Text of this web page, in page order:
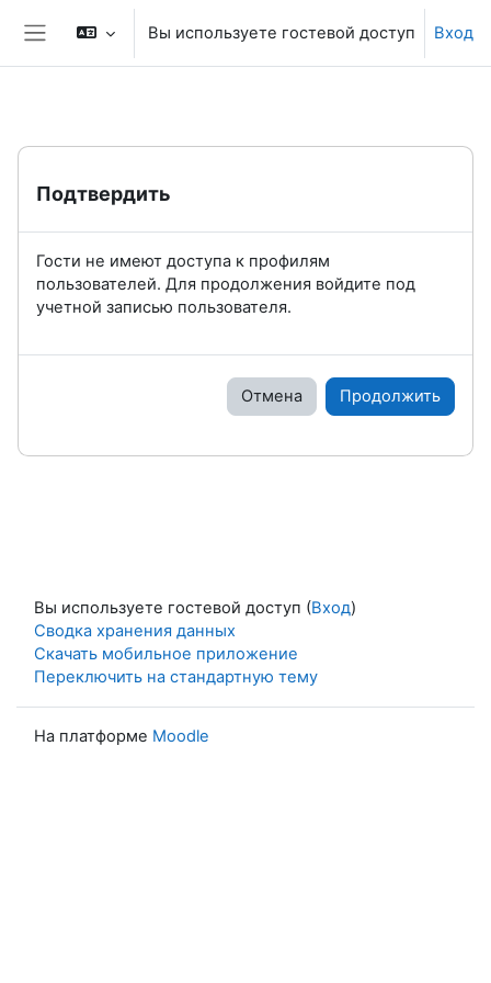
Перейти к основному содержанию
Боковая панель
Вы используете гостевой доступ Вход
Подтвердить
Гости не имеют доступа к профилям
пользователей. Для продолжения войдите под
учетной записью пользователя.
Отмена Продолжить
Вы используете гостевой доступ (Вход)
Сводка хранения данных
Скачать мобильное приложение
Переключить на стандартную тему
На платформе Moodle